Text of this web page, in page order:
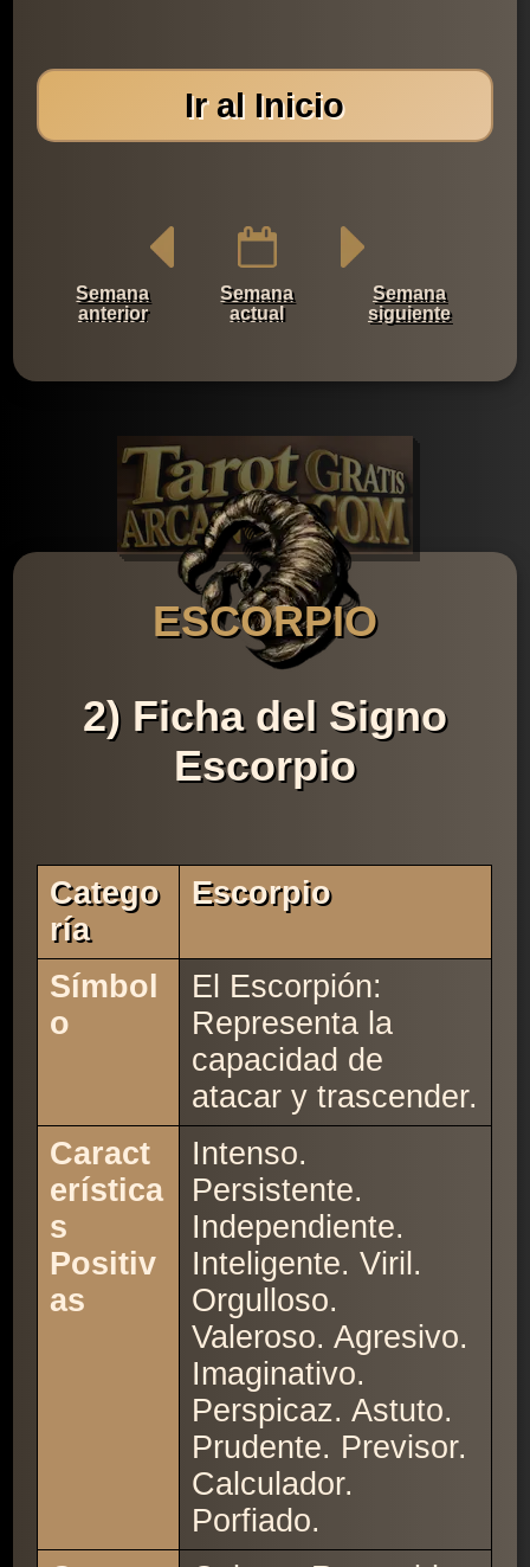
Ir al Inicio
Semana
anterior
Semana
actual
Semana
siguiente
ESCORPIO
2) Ficha del Signo
Escorpio
Catego
Ría
Escorpio
Símbol
o
El Escorpión:
Representa la
capacidad de
atacar y trascender.
Caract
erística
s
Positiv
as
Intenso.
Persistente.
Independiente.
Inteligente. Viril.
Orgulloso.
Valeroso. Agresivo.
Imaginativo.
Perspicaz. Astuto.
Prudente. Previsor.
Calculador.
Porfiado.